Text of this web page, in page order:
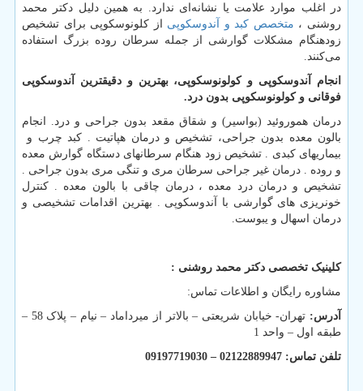
در اغلب موارد علامت یا نشانه‌ای ندارد. به همین دلیل دکتر محمد
روشنی ، متخصص کبد و آندوسکوپی از کلونوسکوپی برای تشخیص
زودهنگام مشکلات گوارشی از جمله سرطان روده بزرگ استفاده
می‌کنند
انجام آندوسکوپی و کولونوسکوپی، بهترین و دقیقترین آندوسکوپی
فوقانی و کولونوسکوپی بدون درد.
درمان هموروئید (بواسیر) و شقاق مقعد بدون جراحی و درد. انجام
بالون معده بدون جراحی، تشخیص و درمان هپاتیت . کبد چرب و
بیماریهای کبدی . تشخیص زود هنگام سرطانهای دستگاه گوارش معده
و روده . درمان غیر جراحی سرطان مری و تنگی مری بدون جراحی .
تشخیص و درمان درد معده ، درمان چاقی با بالون معده . کنترل
خونریزی های گوارشی با آندوسکوپی . بهترین اقدامات تشخیصی و
درمان اسهال و یبوست.
کلینیک تخصصی دکتر محمد روشنی :
مشاوره رایگان و اطلاعات تماس:
آدرس:
تهران- خیابان شریعتی – بالاتر از میرداماد – نیام – پلاک 58 –
طبقه اول – واحد 1
تلفن تماس: 02122889947
–
09197719030